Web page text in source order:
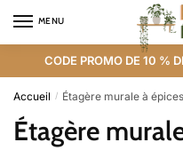
MENU
CODE PROMO DE 10 %
Accueil / Étagère murale à épices
Étagère